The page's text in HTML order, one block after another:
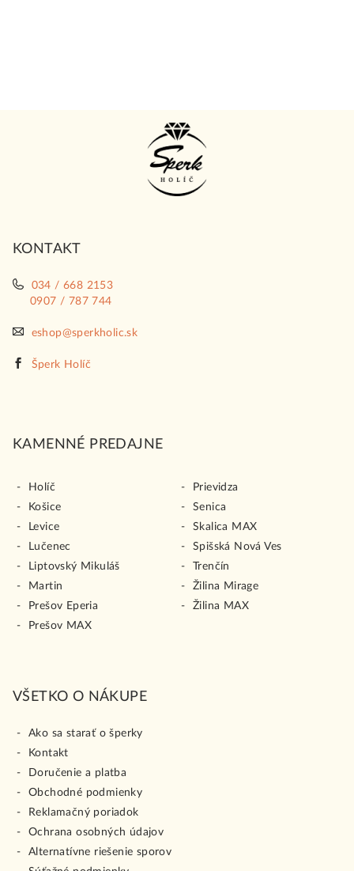
KONTAKT
034 / 668 2153
0907 / 787 744
eshop@sperkholic.sk
Šperk Holíč
KAMENNÉ PREDAJNE
Holíč
Košice
Levice
Lučenec
Liptovský Mikuláš
Martin
Prešov Eperia
Prešov MAX
Prievidza
Senica
Skalica MAX
Spišská Nová Ves
Trenčín
Žilina Mirage
Žilina MAX
VŠETKO O NÁKUPE
Ako sa starať o šperky
Kontakt
Doručenie a platba
Obchodné podmienky
Reklamačný poriadok
Ochrana osobných údajov
Alternatívne riešenie sporov